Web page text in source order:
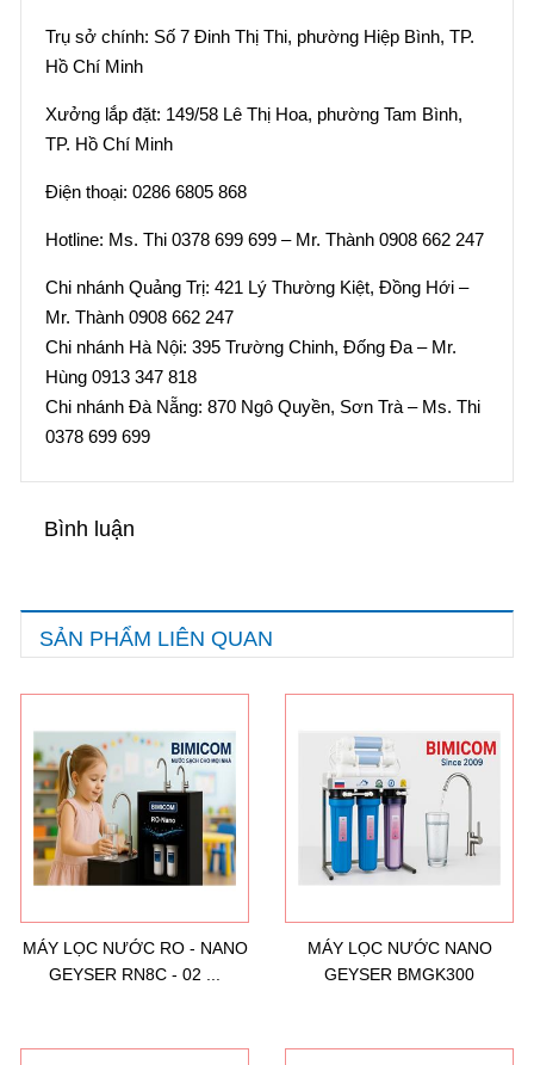
Trụ sở chính: Số 7 Đinh Thị Thi, phường Hiệp Bình, TP.
Hồ Chí Minh
Xưởng lắp đặt: 149/58 Lê Thị Hoa, phường Tam Bình,
TP. Hồ Chí Minh
Điện thoại: 0286 6805 868
Hotline: Ms. Thi 0378 699 699 – Mr. Thành 0908 662 247
Chi nhánh Quảng Trị: 421 Lý Thường Kiệt, Đồng Hới –
Mr. Thành 0908 662 247
Chi nhánh Hà Nội: 395 Trường Chinh, Đống Đa – Mr.
Hùng 0913 347 818
Chi nhánh Đà Nẵng: 870 Ngô Quyền, Sơn Trà – Ms. Thi
0378 699 699
Bình luận
SẢN PHẨM LIÊN QUAN
MÁY LỌC NƯỚC RO - NANO
GEYSER RN8C - 02 ...
MÁY LỌC NƯỚC NANO
GEYSER BMGK300